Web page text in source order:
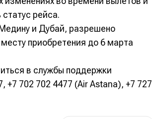
рейса.
и Дубай, разрешено
приобретения до 6 марта
в службы поддержки
+7 702 702 4477 (Air Astana), +7 727